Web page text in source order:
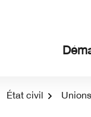
État civil Unions